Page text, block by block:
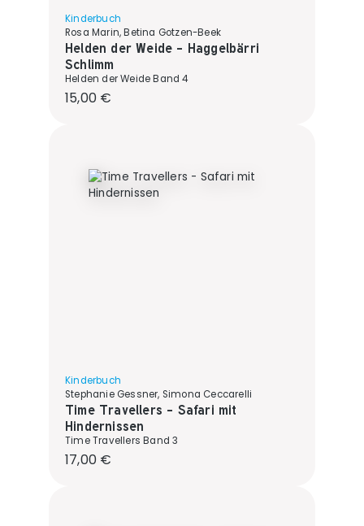
Kinderbuch
Rosa Marin, Betina Gotzen-Beek
Helden der Weide - Haggelbärri
Schlimm
Helden der Weide Band 4
Regulärer Preis:
15,00 €
Kinderbuch
Stephanie Gessner, Simona Ceccarelli
Time Travellers - Safari mit
Hindernissen
Time Travellers Band 3
Regulärer Preis:
17,00 €